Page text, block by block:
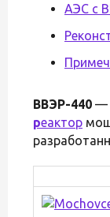
АЭС с
ВВЭР-440 —
реактор